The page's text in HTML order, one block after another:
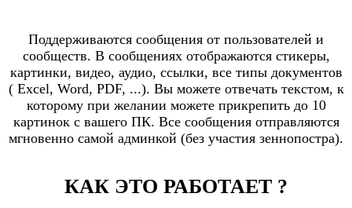
Поддерживаются сообщения от пользователей и
сообществ. В сообщениях отображаются стикеры,
картинки, видео, аудио, ссылки, все типы документов
( Excel, Word, PDF, ...). Вы можете отвечать текстом, к
которому при желании можете прикрепить до 10
картинок с вашего ПК. Все сообщения отправляются
мгновенно самой админкой (без участия зеннопостра).
КАК ЭТО РАБОТАЕТ ?